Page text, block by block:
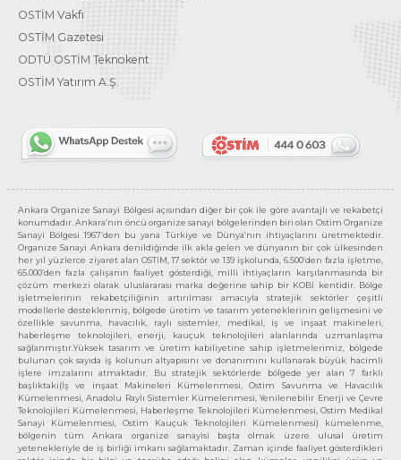
OSTİM Vakfı
OSTİM Gazetesi
ODTÜ OSTİM Teknokent
OSTİM Yatırım A.Ş.
Ankara Organize Sanayi Bölgesi açısından diğer bir çok ile göre avantajlı ve rekabetçi
konumdadır. Ankara’nın öncü organize sanayi bölgelerinden biri olan Ostim Organize
Sanayi Bölgesi 1967’den bu yana Türkiye ve Dünya’nın ihtiyaçlarını üretmektedir.
Organize Sanayi Ankara denildiğinde ilk akla gelen ve dünyanın bir çok ülkesinden
her yıl yüzlerce ziyaret alan OSTİM, 17 sektör ve 139 işkolunda, 6.500’den fazla işletme,
65.000’den fazla çalışanın faaliyet gösterdiği, milli ihtiyaçların karşılanmasında bir
çözüm merkezi olarak uluslararası marka değerine sahip bir KOBİ kentidir. Bölge
işletmelerinin rekabetçiliğinin artırılması amacıyla stratejik sektörler çeşitli
modellerle desteklenmiş, bölgede üretim ve tasarım yeteneklerinin gelişmesini ve
özellikle savunma, havacılık, raylı sistemler, medikal, iş ve inşaat makineleri,
haberleşme teknolojileri, enerji, kauçuk teknolojileri alanlarında uzmanlaşma
sağlanmıştır.Yüksek tasarım ve üretim kabiliyetine sahip işletmelerimiz, bölgede
bulunan çok sayıda iş kolunun altyapısını ve donanımını kullanarak büyük hacimli
işlere imzalarını atmaktadır. Bu stratejik sektörlerde bölgede yer alan 7 farklı
başlıktaki(İş ve inşaat Makineleri Kümelenmesi, Ostim Savunma ve Havacılık
Kümelenmesi, Anadolu Raylı Sistemler Kümelenmesi, Yenilenebilir Enerji ve Çevre
Teknolojileri Kümelenmesi, Haberleşme Teknolojileri Kümelenmesi, Ostim Medikal
Sanayi Kümelenmesi, Ostim Kauçuk Teknolojileri Kümelenmesi) kümelenme,
bölgenin tüm Ankara organize sanayisi başta olmak üzere ulusal üretim
yetenekleriyle de iş birliği imkanı sağlamaktadır. Zaman içinde faaliyet gösterdikleri